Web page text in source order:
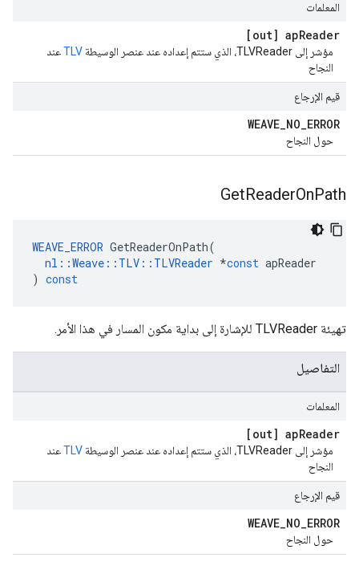
المعلمات
[out] apReader
مؤشر إلى TLVReader، الذي ستتم إعداده عند عنصر الوسيطة TLVعند
النجاح
قيم الإرجاع
WEAVE_NO_ERROR
حول النجاح
GetReaderOnPath
WEAVE_ERROR GetReaderOnPath(
nl ::Weave :: TLV :: TLVReader *const apReader
) const
تهيئة TLVReader للإشارة إلى بداية مكون المسار في هذا الأمر.
التفاصيل
المعلمات
[out] apReader
مؤشر إلى TLVReader، الذي ستتم إعداده عند عنصر الوسيطة TLVعند
النجاح
قيم الإرجاع
WEAVE_NO_ERROR
حول النجاح